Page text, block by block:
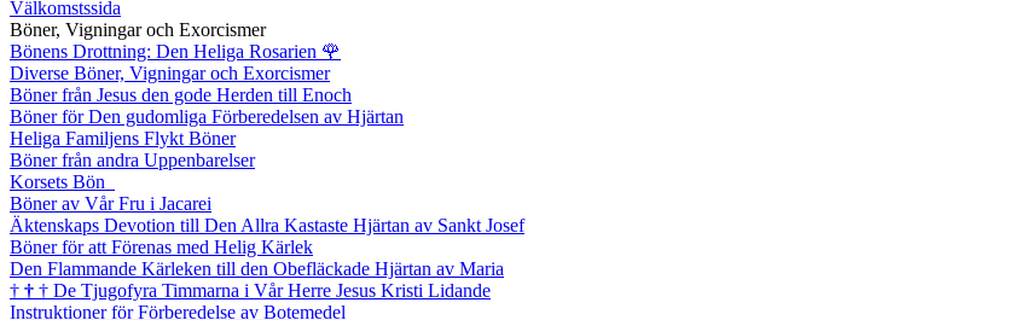
Välkomstssida
Böner, Vigningar och Exorcismer
Bönens Drottning: Den Heliga Rosarien 🌹
Diverse Böner, Vigningar och Exorcismer
Böner från Jesus den gode Herden till Enoch
Böner för Den gudomliga Förberedelsen av Hjärtan
Heliga Familjens Flykt Böner
Böner från andra Uppenbarelser
Korsets Bön
Böner av Vår Fru i Jacarei
Äktenskaps Devotion till Den Allra Kastaste Hjärtan av Sankt Josef
Böner för att Förenas med Helig Kärlek
Den Flammande Kärleken till den Obefläckade Hjärtan av Maria
† † † De Tjugofyra Timmarna i Vår Herre Jesus Kristi Lidande
Instruktioner för Förberedelse av Botemedel